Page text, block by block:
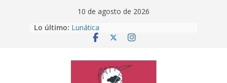
10 de agosto de 2026
Lo último: Lunática
Pero, hasta entonces…
‘La broma infinita’ de recomendar
lecturas veraniegas
Otra del Mundial